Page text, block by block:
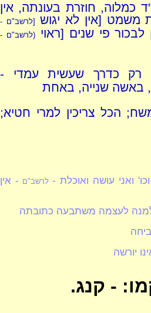
כמלוה, חוזרת בעונתה, אין
משמט [אין לא יגוש
[לרשב"ם -
לבכור פי שנים [ראוי(לרשב"ם -
רק כדרך שעשית עמדי -
באשה שנייה, באחת
הכל צריכין למרי חטיא;
ואני עושה ואוכלת -לרשב"ם - אין
לעצמה משתבעה כתובתה
יורשה
- קנג.